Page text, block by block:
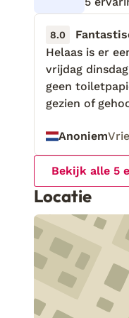
8.0
Helaas is er
vrijdag
geen
gezien of
Helaas is er
vrijdag
geen
gezien of
Anoniem
Bekijk alle 5
Locatie